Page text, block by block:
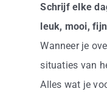
Schrijf elke
leuk, mooi,
Wanneer je
situaties van
Alles wat je